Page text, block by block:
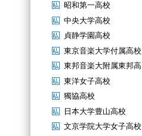
昭和第一高校
中央大学高校
貞静学園高校
東京音楽大学付属高校
東邦音楽大附属東邦高
東洋女子高校
獨協高校
日本大学豊山高校
文京学院大学女子高校